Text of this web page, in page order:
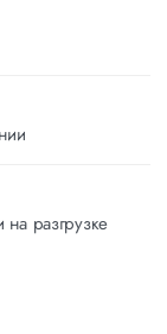
на разгрузке